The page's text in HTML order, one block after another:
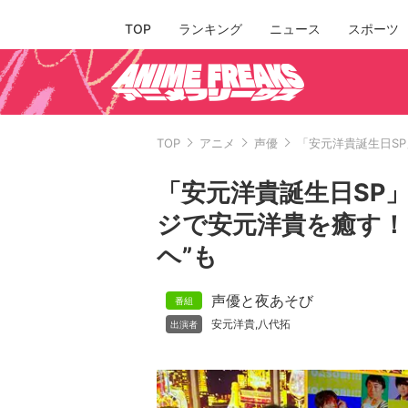
TOP ランキング ニュース スポーツ
TOP アニメ 声優 「安元洋貴誕生日
「安元洋貴誕生日SP
ジで安元洋貴を癒す
ヘ”も
声優と夜あそび
安元洋貴,八代拓